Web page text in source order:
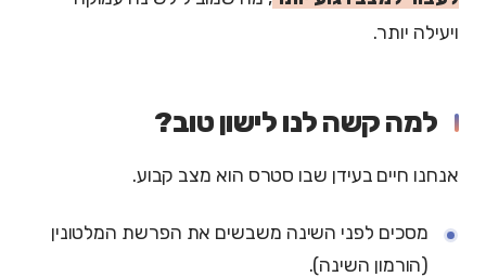
ויעילה יותר.
למה קשה לנו לישון טוב?
אנחנו חיים בעידן שבו סטרס הוא מצב קבוע.
מסכים לפני השינה משבשים את הפרשת המלטונין
(הורמון השינה).